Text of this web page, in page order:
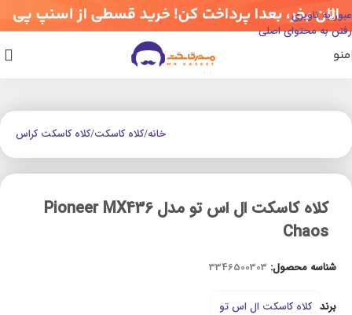
عبور به ناوبری
رفتن به محتوای اصلی
منو
خانه/کلاه کاسکت/کلاه کاسکت کراس
کلاه کاسکت ال اس تو مدل Pioneer MX436
Chaos
شناسه محصول: 3346500303
برند کلاه کاسکت ال اس تو